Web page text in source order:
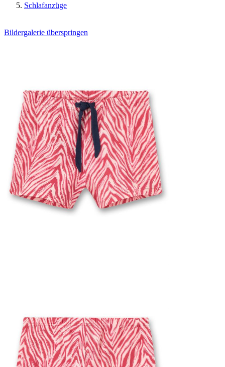
Schlafanzüge
Bildergalerie überspringen